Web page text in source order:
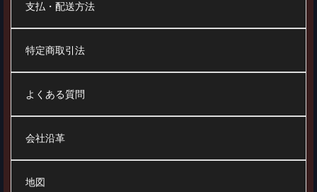
支払・配送方法
特定商取引法
よくある質問
会社沿革
地図